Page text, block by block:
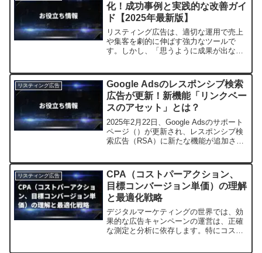
化！成功事例と実践的な改善ガイ
ド【2025年最新版】
リスティング広告は、適切な運用で売上
や集客を劇的に伸ばす強力なツールで
す。しかし、「思うように成果が出な
の記事では、飲食店やECサイトなど多様
な業界の成功事例を紹介し、...
リスティング広告
Google Adsのレスポンシブ検索
広告が更新！新機能「リンクベー
スのアセット」とは？
2025年2月22日、Google Adsのサポート
ページ（）が更新され、レスポンシブ検
索広告（RSA）に新たな機能が追加され
で、広告運用の柔軟性と効果をさらに高
めるもの...
リスティング広告
CPA（コストパーアクション、
目標コンバージョン単価）の理解
と最適化戦略
デジタルマーケティングの世界では、効
果的な広告キャンペーンの運営は、正確
な測定と分析に依存します。特にコスト